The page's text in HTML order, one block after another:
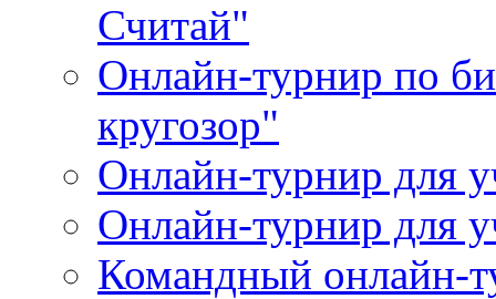
Считай"
Онлайн-турнир по
кругозор"
Онлайн-турнир
Онлайн-турнир
Командный онлайн-